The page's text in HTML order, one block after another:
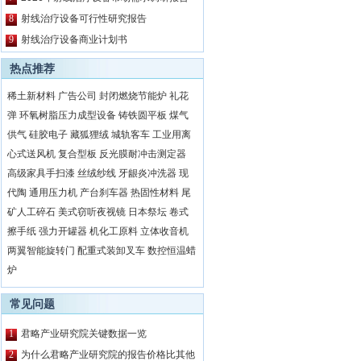
8
射线治疗设备可行性研究报告
9
射线治疗设备商业计划书
热点推荐
稀土新材料 广告公司 封闭燃烧节能炉 礼花
弹 环氧树脂压力成型设备 铸铁圆平板 煤气
供气 硅胶电子 藏狐狸绒 城轨客车 工业用离
心式送风机 复合型板 反光膜耐冲击测定器
高级家具手扫漆 丝绒纱线 牙龈炎冲洗器 现
代陶 通用压力机 产台刹车器 热固性材料 尾
矿人工碎石 美式窃听夜视镜 日本祭坛 卷式
擦手纸 强力开罐器 机化工原料 立体收音机
两翼智能旋转门 配重式装卸叉车 数控恒温蜡
炉
常见问题
1
君略产业研究院关键数据一览
2
为什么君略产业研究院的报告价格比其他